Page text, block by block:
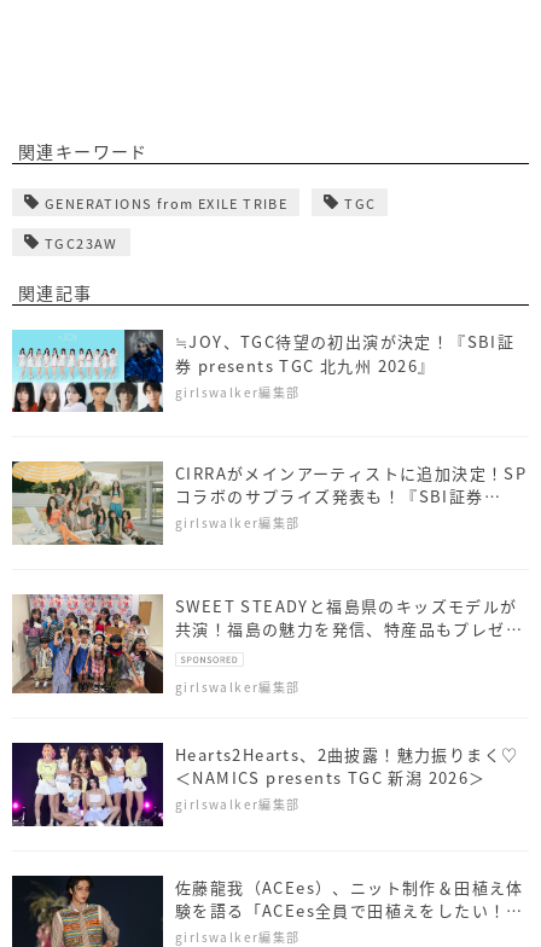
関連キーワード
GENERATIONS from EXILE TRIBE TGC
TGC23AW
関連記事
≒JOY、TGC待望の初出演が決定！『SBI証
券 presents TGC 北九州 2026』
girlswalker編集部
CIRRAがメインアーティストに追加決定！SP
コラボのサプライズ発表も！『SBI証券
presents TGC 北九州 2026』
girlswalker編集部
SWEET STEADYと福島県のキッズモデルが
共演！福島の魅力を発信、特産品もプレゼン
ト
girlswalker編集部
Hearts2Hearts、2曲披露！魅力振りまく♡
＜NAMICS presents TGC 新潟 2026＞
girlswalker編集部
佐藤⿓我（ACEes）、ニット制作＆田植え体
験を語る「ACEes全員で田植えをしたい！」
＜NAMICS presents TGC 新潟 2026＞
girlswalker編集部